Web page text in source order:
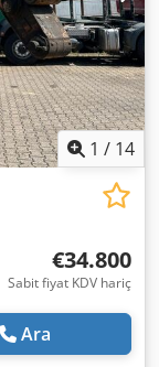
1 / 14
€34.800
Sabit fiyat KDV hariç
Ara